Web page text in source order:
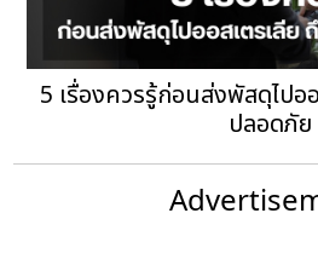
5 เรื่องควรรู้ก่อนส่งพัสดุไปอ
ปลอดภัย